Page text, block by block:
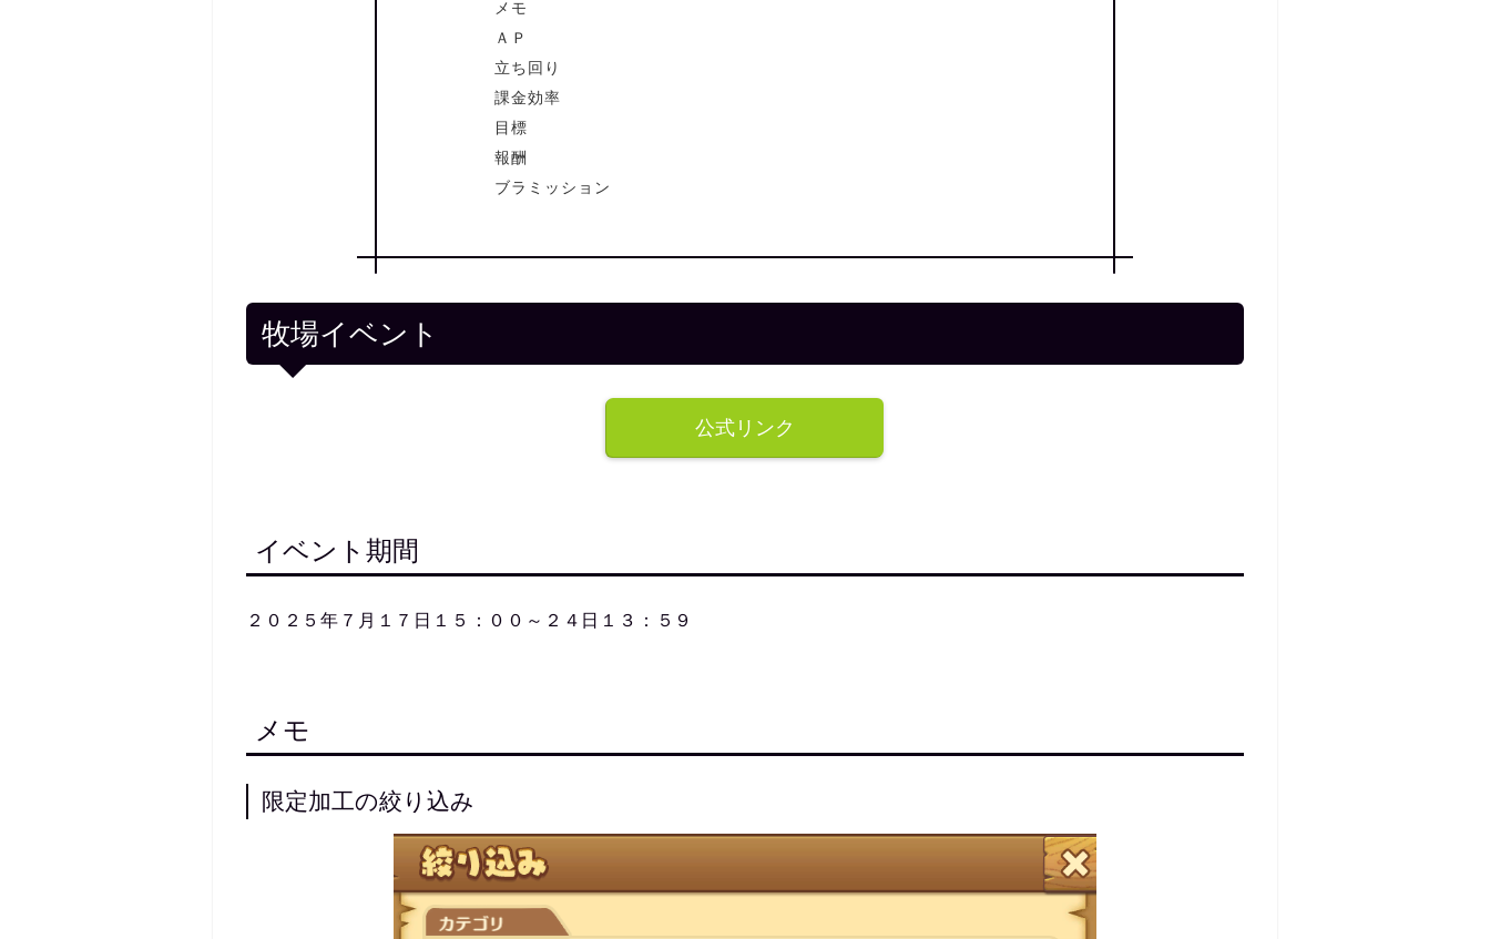
メモ
ＡＰ
立ち回り
課金効率
目標
報酬
ブラミッション
牧場イベント
公式リンク
イベント期間
２０２５年７月１７日１５：００～２４日１３：５９
メモ
限定加工の絞り込み